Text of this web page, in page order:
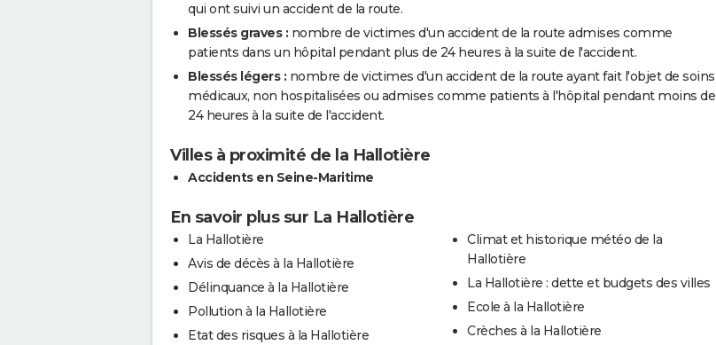
qui ont suivi un accident de la route.
Blessés graves : nombre de victimes d'un accident de la route admises comme
patients dans un hôpital pendant plus de 24 heures à la suite de l'accident.
Blessés légers : nombre de victimes d'un accident de la route ayant fait l'objet de soins
médicaux, non hospitalisées ou admises comme patients à l'hôpital pendant moins de
24 heures à la suite de l'accident.
Villes à proximité de la Hallotière
Accidents en Seine-Maritime
En savoir plus sur La Hallotière
La Hallotière
Avis de décès à la Hallotière
Délinquance à la Hallotière
Pollution à la Hallotière
Etat des risques à la Hallotière
Climat et historique météo de la
Hallotière
La Hallotière : dette et budgets des villes
Ecole à la Hallotière
Crèches à la Hallotière